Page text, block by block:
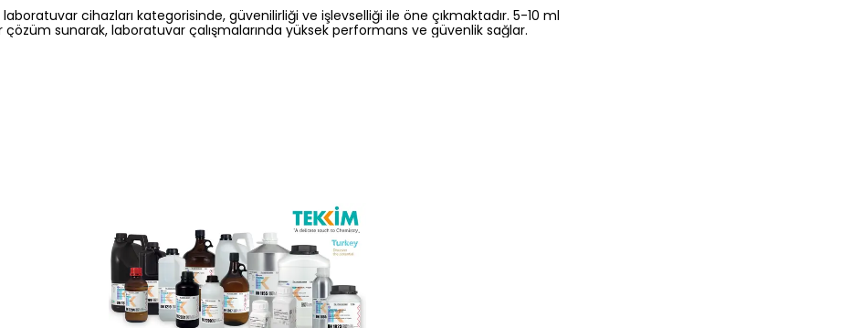
laboratuvar cihazları kategorisinde, güvenilirliği ve işlevselliği ile öne çıkmaktadır. 5-10 ml
sunarak, laboratuvar çalışmalarında yüksek performans ve güvenlik sağlar.